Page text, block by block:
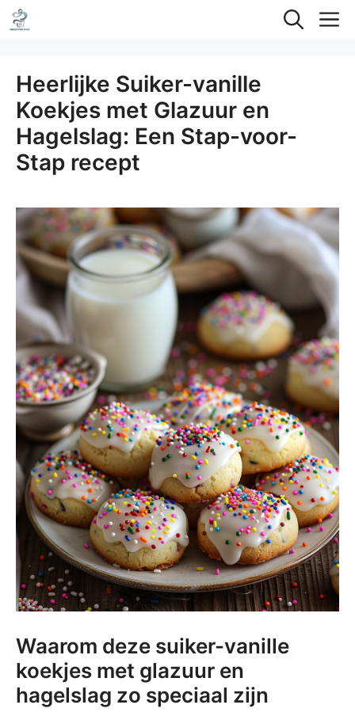
Ga
naar
inhoud
Heerlijke Suiker-vanille
Koekjes met Glazuur en
Hagelslag: Een Stap-voor-
Stap recept
Waarom deze suiker-vanille
koekjes met glazuur en
hagelslag zo speciaal zijn